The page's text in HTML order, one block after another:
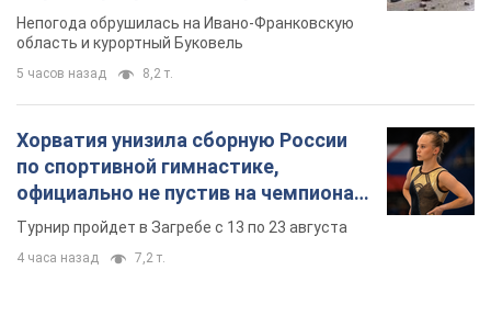
Непогода обрушилась на Ивано-Франковскую
область и курортный Буковель
5 часов назад 8,2 т.
Хорватия унизила сборную России
по спортивной гимнастике,
официально не пустив на чемпионат
Европы основных спортсменов
Турнир пройдет в Загребе с 13 по 23 августа
4 часа назад 7,2 т.